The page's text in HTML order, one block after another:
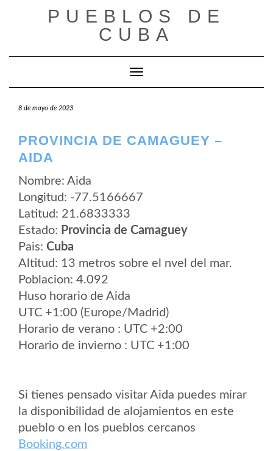
PUEBLOS DE
CUBA
Cambiar modo de navegación
8 de mayo de 2023
PROVINCIA DE CAMAGUEY –
AIDA
Nombre: Aida
Longitud: -77.5166667
Latitud: 21.6833333
Estado: Provincia de Camaguey
Pais: Cuba
Altitud: 13 metros sobre el nvel del mar.
Poblacion: 4.092
Huso horario de Aida
UTC +1:00 (Europe/Madrid)
Horario de verano : UTC +2:00
Horario de invierno : UTC +1:00
Si tienes pensado visitar Aida puedes mirar
la disponibilidad de alojamientos en este
pueblo o en los pueblos cercanos
Booking.com